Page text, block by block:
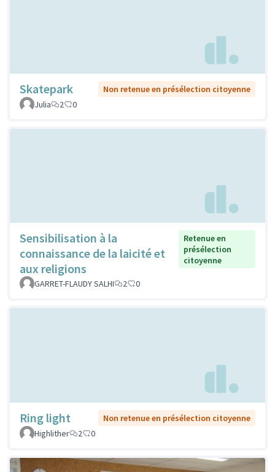
Skatepark
Non retenue en présélection citoyenne
Julia
2 0
Sensibilisation à la
connaissance de la laicité et
aux religions
Retenue en
présélection
citoyenne
GARRET-FLAUDY SALHI 2 0
Ring light
Non retenue en présélection citoyenne
Highlither
2 0